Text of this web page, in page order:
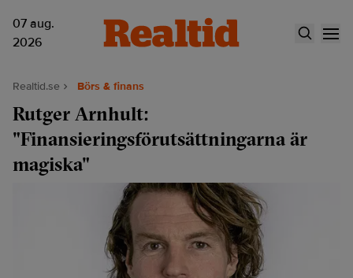
07 aug.
2026
Realtid.se Börs & finans
Rutger Arnhult:
"Finansieringsförutsättningarna är
magiska"